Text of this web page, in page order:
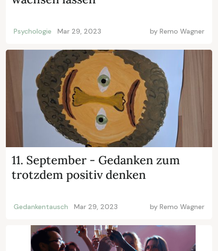
Psychologie Mar 29, 2023 by Remo Wagner
11. September - Gedanken zum
trotzdem positiv denken
Gedankentausch Mar 29, 2023 by Remo Wagner